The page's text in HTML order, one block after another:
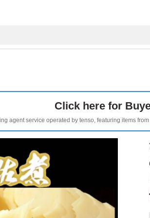
Click here for
agent service operated by tenso, featuring items